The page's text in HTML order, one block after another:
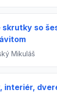
skrutky so
Mikuláš
interiér,